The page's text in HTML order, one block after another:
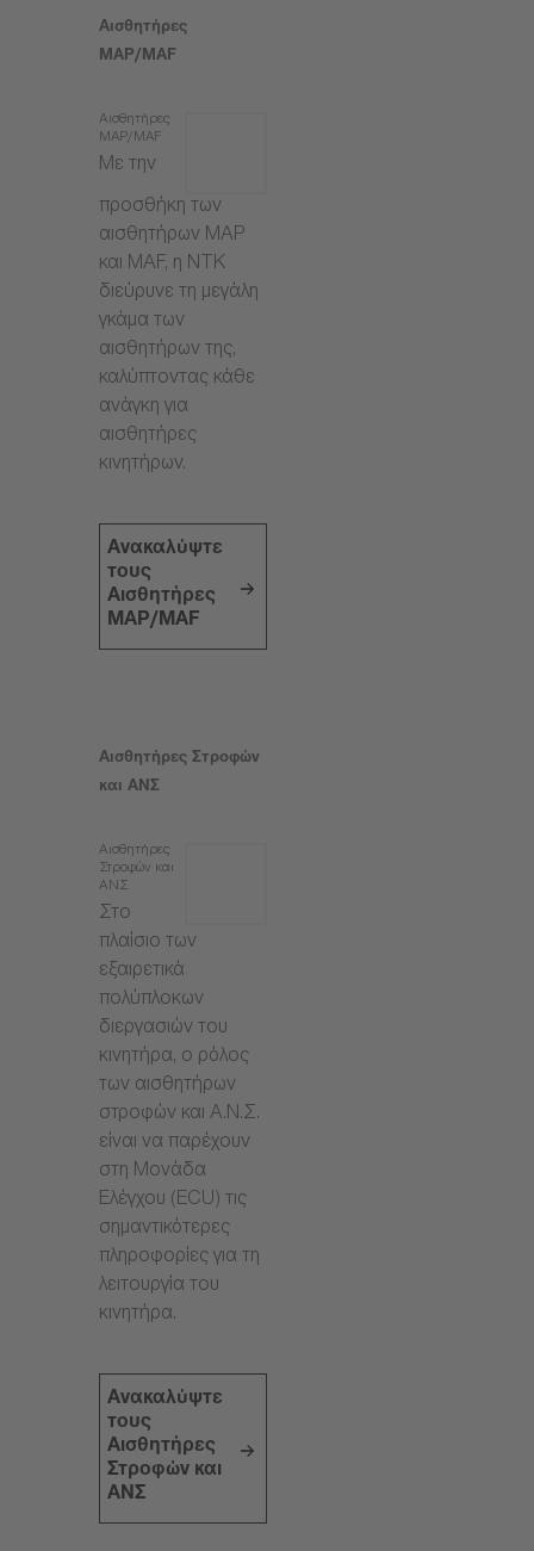
Αισθητήρες
MAP/MAF
Αισθητήρες
MAP/MAF
Με την
προσθήκη των
αισθητήρων MAP
και MAF, η NTK
διεύρυνε τη μεγάλη
γκάμα των
αισθητήρων της,
καλύπτοντας κάθε
ανάγκη για
αισθητήρες
κινητήρων.
Ανακαλύψτε
τους
Αισθητήρες
MAP/MAF
Αισθητήρες Στροφών
και ΑΝΣ
Αισθητήρες
Στροφών και
ΑΝΣ
Στο
πλαίσιο των
εξαιρετικά
πολύπλοκων
διεργασιών του
κινητήρα, ο ρόλος
των αισθητήρων
στροφών και Α.Ν.Σ.
είναι να παρέχουν
στη Μονάδα
Ελέγχου (ECU) τις
σημαντικότερες
πληροφορίες για τη
λειτουργία του
κινητήρα.
Ανακαλύψτε
τους
Αισθητήρες
Στροφών και
ΑΝΣ